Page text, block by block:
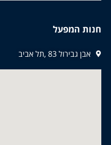
חנות המפעל
אבן גבירול 83 ,תל אביב